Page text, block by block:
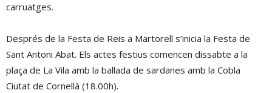
carruatges.
Després de la Festa de Reis a Martorell s’inicia la Festa de
Sant Antoni Abat. Els actes festius comencen dissabte a la
plaça de La Vila amb la ballada de sardanes amb la Cobla
Ciutat de Cornellà (18.00h).